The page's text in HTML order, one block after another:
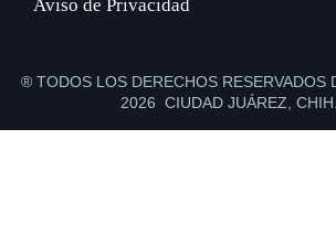
Aviso de Privacidad
® TODOS LOS DERECHOS RESERVADOS
2026 CIUDAD JUÁREZ,